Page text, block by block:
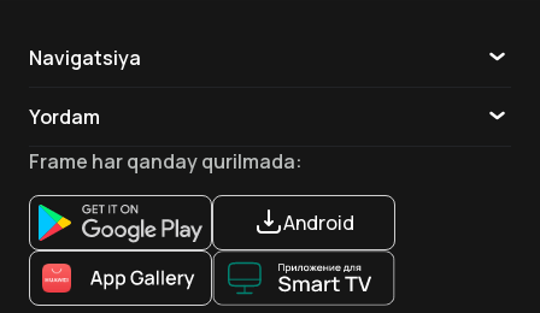
Navigatsiya
Yordam
Aloqa
Ilovalar
Frame har qanday qurilmada:
Android